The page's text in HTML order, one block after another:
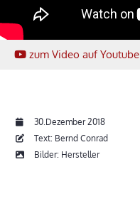
zum Video auf Youtube
30.Dezember 2018
Text: Bernd Conrad
Bilder: Hersteller